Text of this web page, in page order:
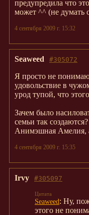
предупредила что
может ^^ (не думать
4 сентября 2009 г. 15:32
#305072
Seaweed
Я просто не
удовольствие в
урод тупой, что
Зачем было
семьи так
Анимэшная Амелия,
4 сентября 2009 г. 15:35
#305097
Irvy
Seaweed : Ну,
этого не